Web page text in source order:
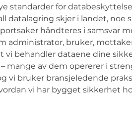
standarder for
datalagring skjer i landet, noe
håndteres i samsvar
administrator, bruker,
vi behandler dataene dine
mange av dem opererer i
vi bruker bransjeledende
vi har bygget sikkerhet